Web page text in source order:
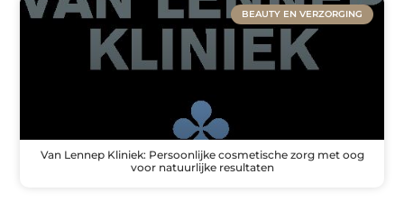
BEAUTY EN VERZORGING
Van Lennep Kliniek: Persoonlijke cosmetische zorg met oog
voor natuurlijke resultaten